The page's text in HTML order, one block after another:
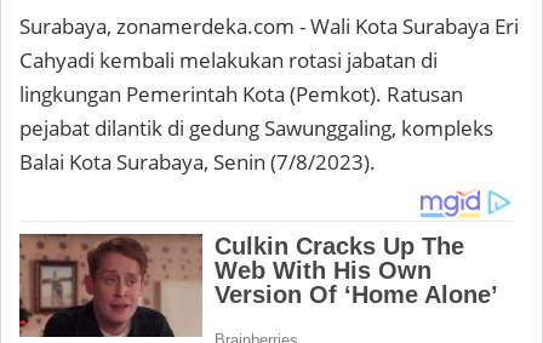
Surabaya, zonamerdeka.com - Wali Kota Surabaya Eri
Cahyadi kembali melakukan rotasi jabatan di
lingkungan Pemerintah Kota (Pemkot). Ratusan
pejabat dilantik di gedung Sawunggaling, kompleks
Balai Kota Surabaya, Senin (7/8/2023).